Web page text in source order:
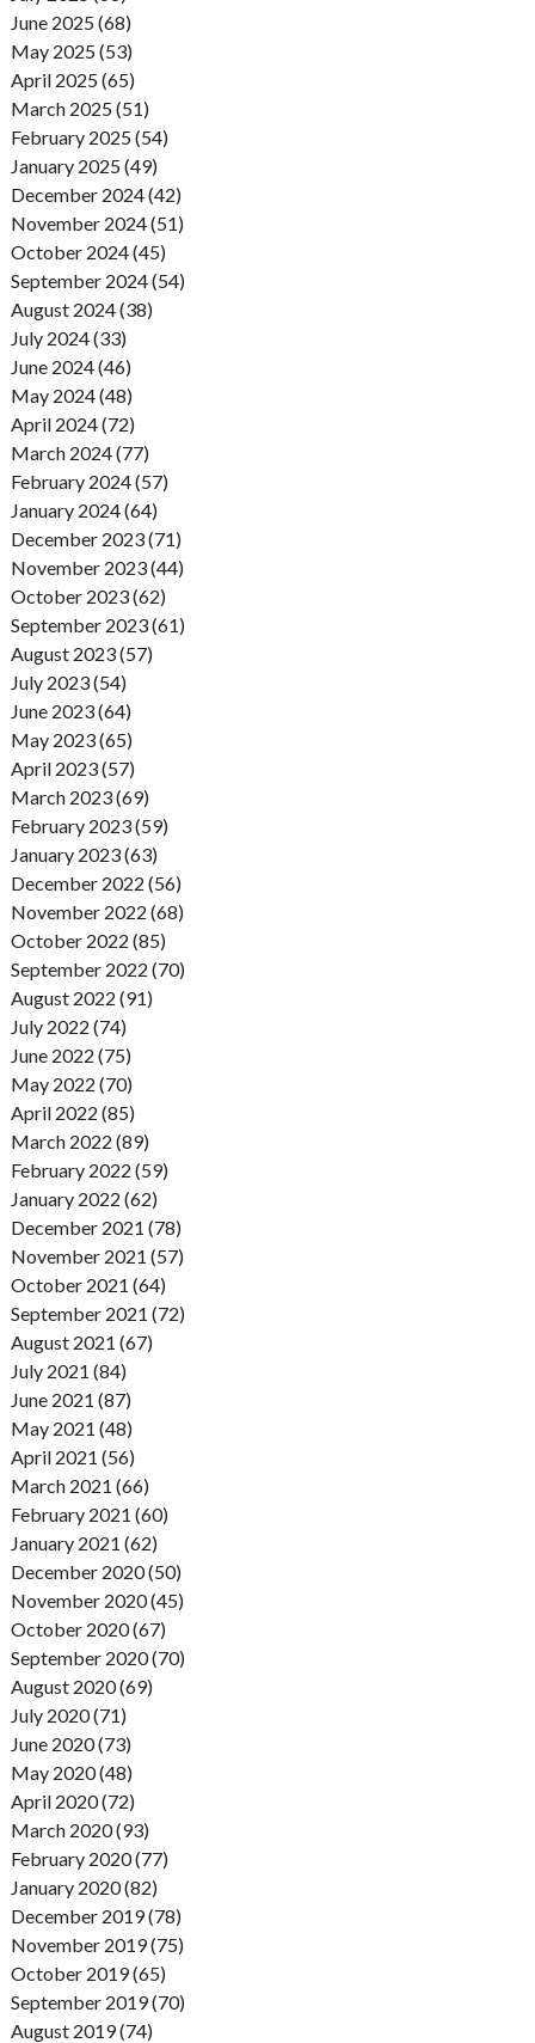
June 2025 (68)
May 2025 (53)
April 2025 (65)
March 2025 (51)
February 2025 (54)
January 2025 (49)
December 2024 (42)
November 2024 (51)
October 2024 (45)
September 2024 (54)
August 2024 (38)
July 2024 (33)
June 2024 (46)
May 2024 (48)
April 2024 (72)
March 2024 (77)
February 2024 (57)
January 2024 (64)
December 2023 (71)
November 2023 (44)
October 2023 (62)
September 2023 (61)
August 2023 (57)
July 2023 (54)
June 2023 (64)
May 2023 (65)
April 2023 (57)
March 2023 (69)
February 2023 (59)
January 2023 (63)
December 2022 (56)
November 2022 (68)
October 2022 (85)
September 2022 (70)
August 2022 (91)
July 2022 (74)
June 2022 (75)
May 2022 (70)
April 2022 (85)
March 2022 (89)
February 2022 (59)
January 2022 (62)
December 2021 (78)
November 2021 (57)
October 2021 (64)
September 2021 (72)
August 2021 (67)
July 2021 (84)
June 2021 (87)
May 2021 (48)
April 2021 (56)
March 2021 (66)
February 2021 (60)
January 2021 (62)
December 2020 (50)
November 2020 (45)
October 2020 (67)
September 2020 (70)
August 2020 (69)
July 2020 (71)
June 2020 (73)
May 2020 (48)
April 2020 (72)
March 2020 (93)
February 2020 (77)
January 2020 (82)
December 2019 (78)
November 2019 (75)
October 2019 (65)
September 2019 (70)
August 2019 (74)